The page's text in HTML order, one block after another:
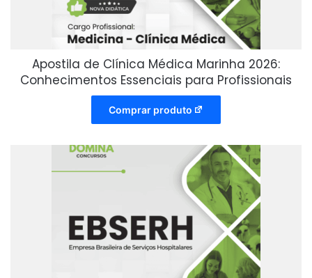
Apostila de Clínica Médica Marinha 2026:
Conhecimentos Essenciais para Profissionais
Comprar produto